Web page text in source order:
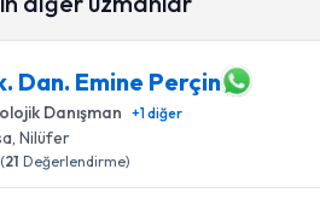
Dan. Emine Perçin
Danışman +1diğer
, Nilüfer
(21 Değerlendirme)